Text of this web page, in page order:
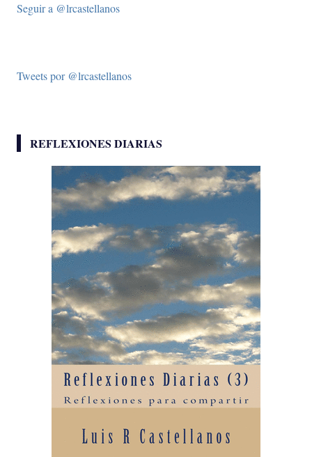
Seguir a @lrcastellanos
Tweets por @lrcastellanos
REFLEXIONES DIARIAS